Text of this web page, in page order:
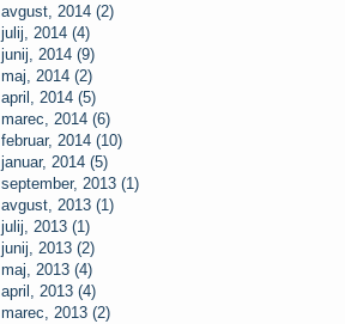
avgust, 2014 (2)
julij, 2014 (4)
junij, 2014 (9)
maj, 2014 (2)
april, 2014 (5)
marec, 2014 (6)
februar, 2014 (10)
januar, 2014 (5)
september, 2013 (1)
avgust, 2013 (1)
julij, 2013 (1)
junij, 2013 (2)
maj, 2013 (4)
april, 2013 (4)
marec, 2013 (2)